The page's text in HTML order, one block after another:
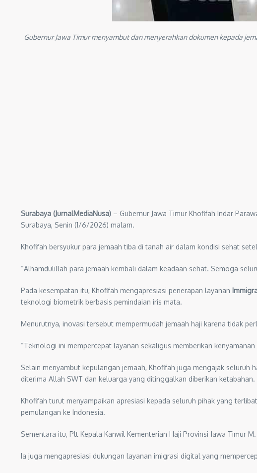
Gubernur Jawa Timur menyambut dan menyerahkan dokumen kepada
Surabaya (JurnalMediaNusa) – Gubernur Jawa Timur Khofifah Indar
Surabaya, Senin (1/6/2026) malam.
Khofifah bersyukur para jemaah tiba di tanah air dalam kondisi sehat
“Alhamdulillah para jemaah kembali dalam keadaan sehat. Semoga
Pada kesempatan itu, Khofifah mengapresiasi penerapan layanan
teknologi biometrik berbasis pemindaian iris mata.
Menurutnya, inovasi tersebut mempermudah jemaah haji karena tidak
“Teknologi ini mempercepat layanan sekaligus memberikan
Selain menyambut kepulangan jemaah, Khofifah juga mengajak seluruh
diterima Allah SWT dan keluarga yang ditinggalkan diberikan ketabahan.
Khofifah turut menyampaikan apresiasi kepada seluruh pihak yang
pemulangan ke Indonesia.
Sementara itu, Plt Kepala Kanwil Kementerian Haji Provinsi Jawa Timur
Ia juga mengapresiasi dukungan layanan imigrasi digital yang